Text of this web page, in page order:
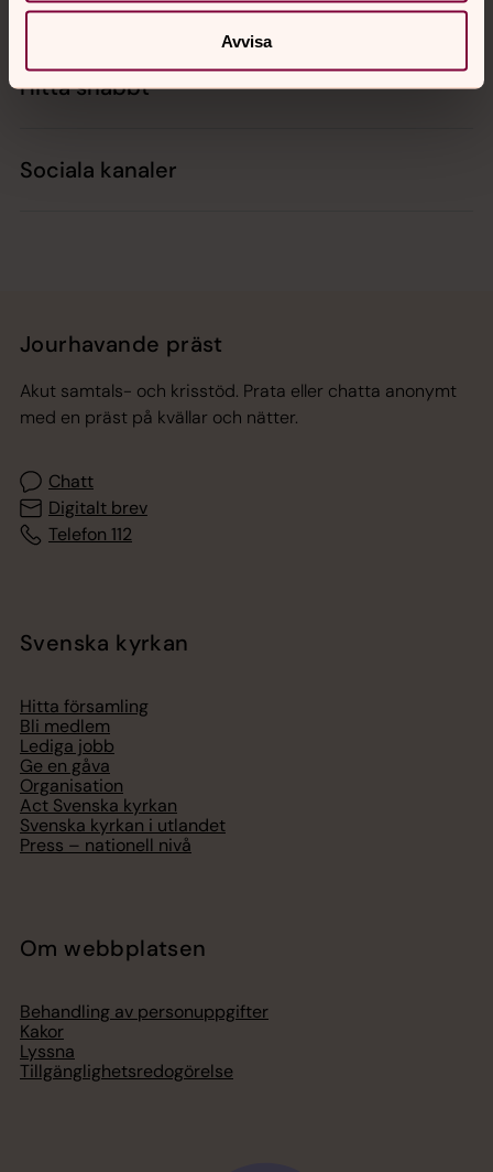
Avvisa
Hitta snabbt
Sociala kanaler
Jourhavande präst
Akut samtals- och krisstöd. Prata eller chatta anonymt
med en präst på kvällar och nätter.
Chatt
Digitalt brev
Telefon 112
Svenska kyrkan
Hitta församling
Bli medlem
Lediga jobb
Ge en gåva
Organisation
Act Svenska kyrkan
Svenska kyrkan i utlandet
Press – nationell nivå
Om webbplatsen
Behandling av personuppgifter
Kakor
Lyssna
Tillgänglighetsredogörelse